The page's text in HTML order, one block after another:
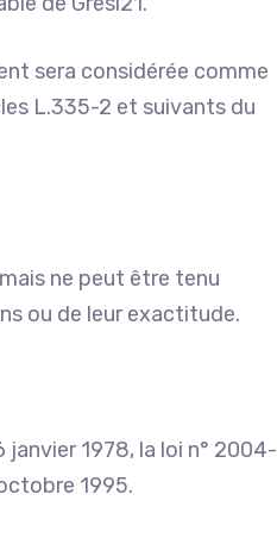
sera considérée comme
L.335-2 et suivants du
ne peut être tenu
ou de leur exactitude.
1978, la loi n° 2004-
1995.